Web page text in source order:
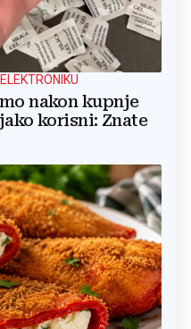
nakon kupnje
korisni: Znate